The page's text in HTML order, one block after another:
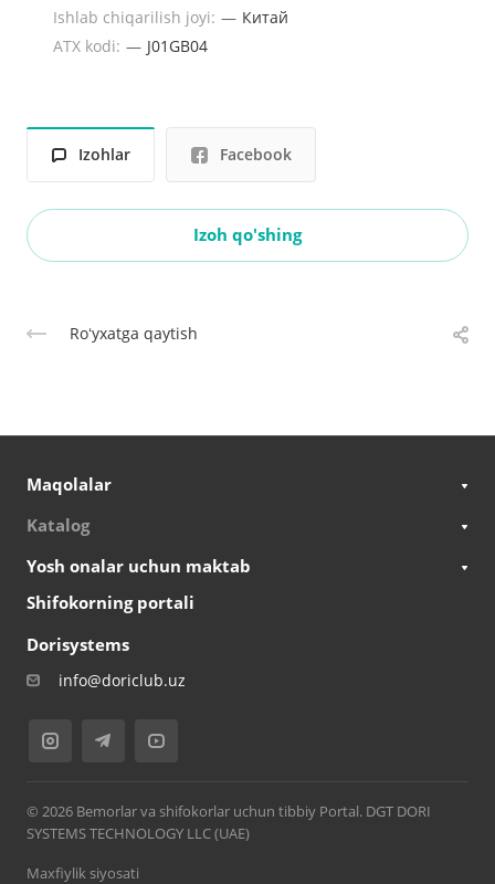
Ishlab chiqarilish joyi: — Китай
ATX kodi: — J01GB04
Izohlar Facebook
Izoh qo'shing
Roʻyxatga qaytish
Maqolalar
Katalog
Yosh onalar uchun maktab
Shifokorning portali
Dorisystems
info@doriclub.uz
© 2026 Bemorlar va shifokorlar uchun tibbiy Portal. DGT DORI
SYSTEMS TECHNOLOGY LLC (UAE)
Maxfiylik siyosati